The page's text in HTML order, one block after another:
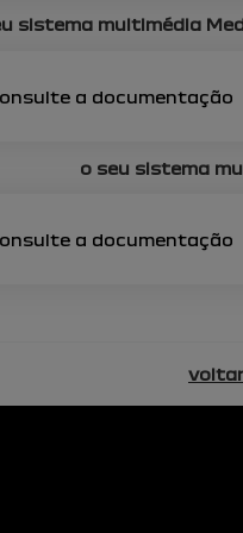
sistema multimédia
a documentação
o seu sistema
a documentação